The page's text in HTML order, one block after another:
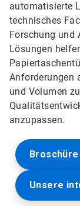
automatisierte
technisches
Forschung und
Lösungen
Anforderungen
und Volumen
anzupassen.
Unsere